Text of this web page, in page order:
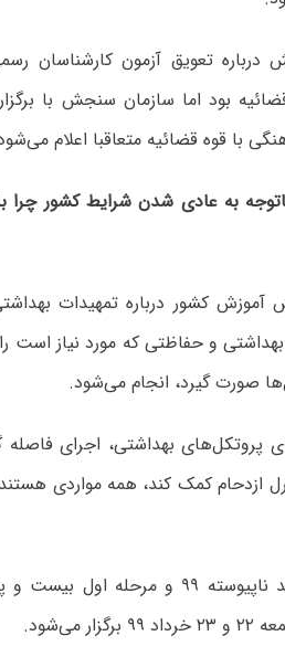
تعویق آزمون کارشناسان
بود اما سازمان سنجش با
با قوه قضائیه متعاقبا اعلام
به عادی شدن شرایط کشور چرا
کشور درباره تمهیدات
و حفاظتی که مورد نیاز است را
صورت گیرد، انجام می‌شود.
پروتکل‌های بهداشتی، اجرای
ازدحام کمک کند، همه مواردی
آزمون کارشناسی ارشد ناپیوسته